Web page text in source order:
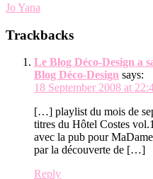
Jo Yana
Reader
Trackbacks
Le Blog Déco-Design a
Blog Déco-Design says:
18 September 2008 at
[…] playlist du mois de
titres du Hôtel Costes
avec la pub pour
par la découverte de […]
Reply